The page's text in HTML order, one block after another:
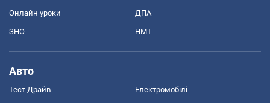
Онлайн уроки ДПА
ЗНО НМТ
Авто
Тест Драйв Електромобілі